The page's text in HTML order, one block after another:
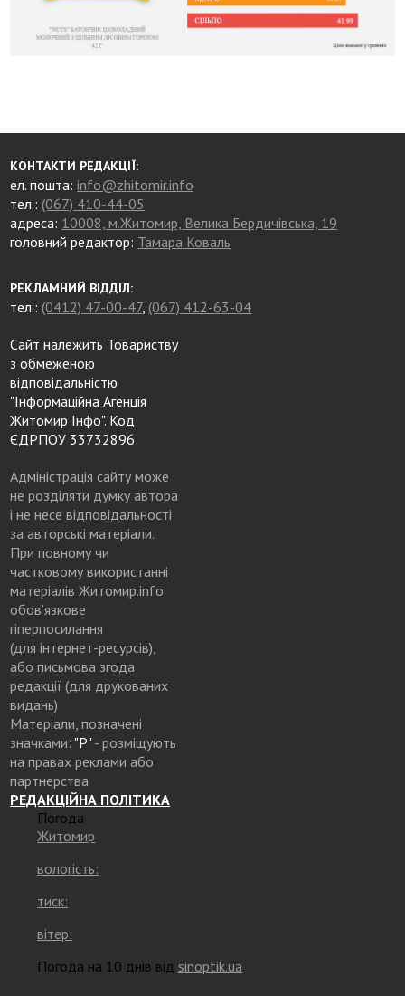
КОНТАКТИ РЕДАКЦІЇ:
ел. пошта:info@zhitomir.info
тел.: (067) 410-44-05
адреса: 10008, м.Житомир, Велика Бердичівська, 19
головний редактор: Тамара Коваль
РЕКЛАМНИЙ ВІДДІЛ:
тел.: (0412) 47-00-47, (067) 412-63-04
Сайт належить Товариству
з обмеженою
відповідальністю
"Інформаційна Агенція
Житомир Інфо". Код
ЄДРПОУ 33732896
Адміністрація сайту може
не розділяти думку автора
і не несе відповідальності
за авторські матеріали.
При повному чи
частковому використанні
матеріалів Житомир.info
обов’язкове
гіперпосилання
(для інтернет-ресурсів),
або письмова згода
редакції (для друкованих
видань)
Матеріали, позначені
значками: "Р"- розміщують
на правах реклами або
партнерства
РЕДАКЦІЙНА ПОЛІТИКА
Погода
Житомир
вологість:
тиск:
вітер:
Погода на 10 днів від sinoptik.ua